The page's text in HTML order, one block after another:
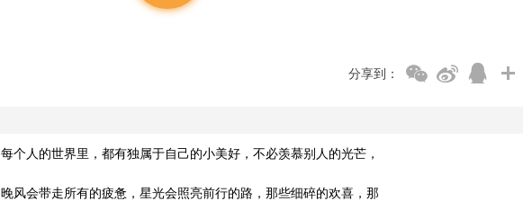
分享到：
每个人的世界里，都有独属于自己的小美好，不必羡慕别人的光芒，
晚风会带走所有的疲惫，星光会照亮前行的路，那些细碎的欢喜，那